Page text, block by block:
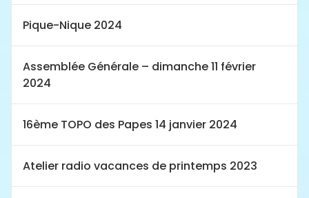
Pique-Nique 2024
Assemblée Générale – dimanche 11 février
2024
16ème TOPO des Papes 14 janvier 2024
Atelier radio vacances de printemps 2023